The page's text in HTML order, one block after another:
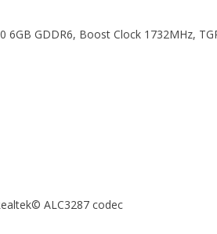
6GB GDDR6, Boost Clock 1732MHz,
ALC3287 codec